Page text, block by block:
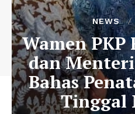
NEWS
Wamen PKP
dan
Bahas
Tinggal